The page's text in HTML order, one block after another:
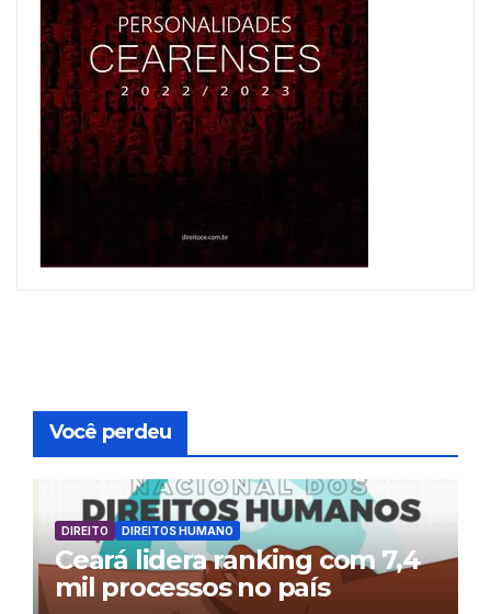
Você perdeu
DIREITO DIREITOS HUMANO
Ceará lidera ranking com 7,4
mil processos no país